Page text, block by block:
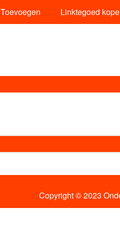
Toevoegen Linktegoed
Copyright © 2023